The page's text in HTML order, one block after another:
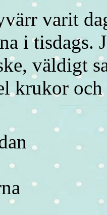
varit
i tisdags.
väldigt
krukor och